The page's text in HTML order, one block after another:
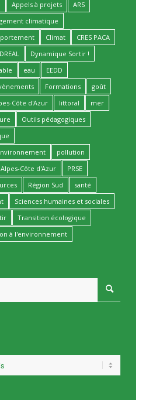
Appels à projets
ARS
climatique
Climat
CRES PACA
DREAL
Dynamique Sortir !
eau
EEDD
Formations
goût
Côte d'Azur
littoral
mer
Outils pédagogiques
pollution
Côte d'Azur
PRSE
Région Sud
santé
Sciences humaines et sociales
Transition écologique
à l'environnement